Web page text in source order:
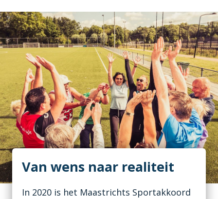
Van wens naar realiteit
In 2020 is het Maastrichts Sportakkoord